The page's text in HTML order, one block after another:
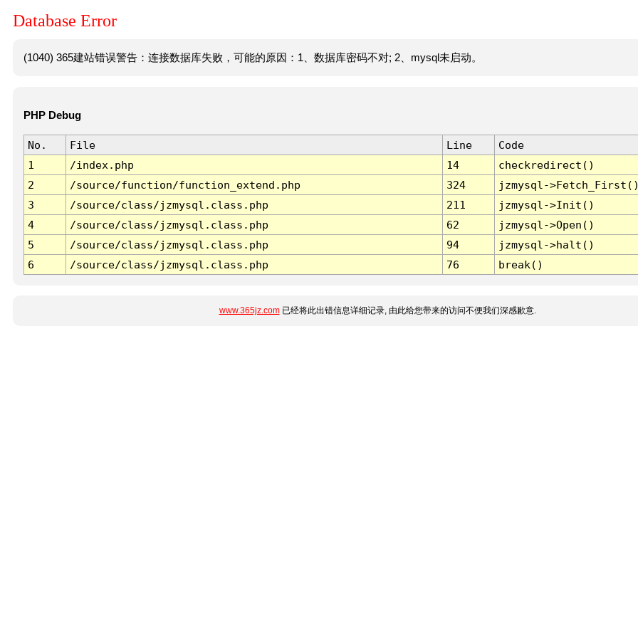
Database Error
(1040) 365建站错误警告：连接数据库失败，可能的原因：1、数据库密码不对; 2、mysql未启动。
PHP Debug
No. File Line
Code
1
/index.php 14
checkredirect()
2
/source/function/function_extend.php 324
jzmysql-
3
/source/class/jzmysql.class.php 211
jzmysql->Init()
4
/source/class/jzmysql.class.php 62
jzmysql->Open()
5
/source/class/jzmysql.class.php 94
jzmysql->halt()
6
/source/class/jzmysql.class.php 76 break()
www.365jz.com已经将此出错信息详细记录, 由此给您带来的访问不便我们深感歉意.